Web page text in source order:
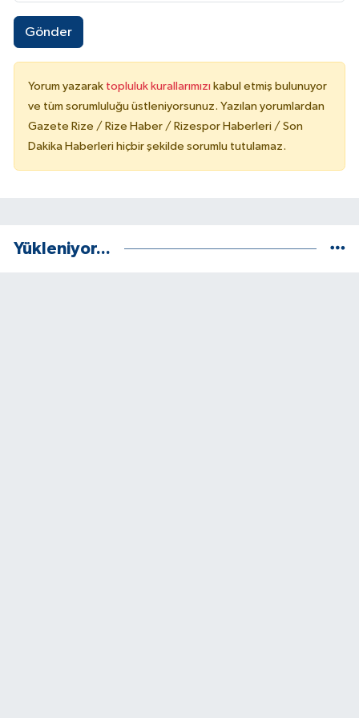
Gönder
Yorum yazarak topluluk kurallarımızı kabul etmiş bulunuyor
ve tüm sorumluluğu üstleniyorsunuz. Yazılan yorumlardan
Gazete Rize / Rize Haber / Rizespor Haberleri / Son
Dakika Haberleri hiçbir şekilde sorumlu tutulamaz.
Yükleniyor...